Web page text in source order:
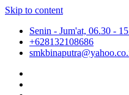
Skip to content
Senin - Jum'at, 06.30 -
+628132108686